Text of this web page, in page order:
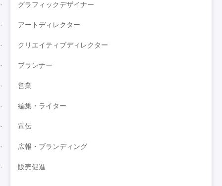
グラフィックデザイナー
アートディレクター
クリエイティブディレクター
プランナー
営業
編集・ライター
宣伝
広報・ブランディング
販売促進